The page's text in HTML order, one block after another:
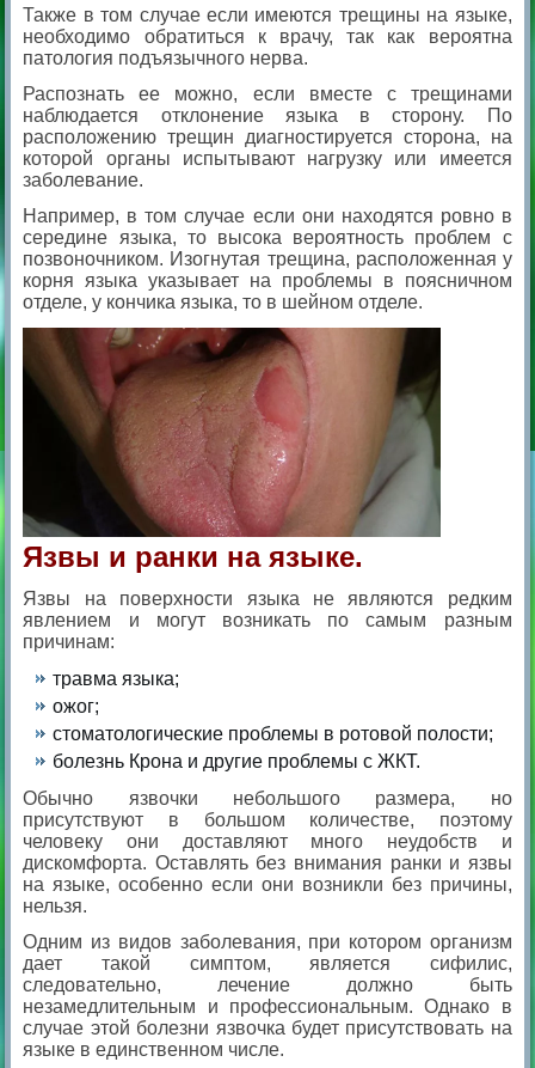
Также в том случае если имеются трещины на языке,
необходимо обратиться к врачу, так как вероятна
патология подъязычного нерва.
Распознать ее можно, если вместе с трещинами
наблюдается отклонение языка в сторону. По
расположению трещин диагностируется сторона, на
которой органы испытывают нагрузку или имеется
заболевание.
Например, в том случае если они находятся ровно в
середине языка, то высока вероятность проблем с
позвоночником. Изогнутая трещина, расположенная у
корня языка указывает на проблемы в поясничном
отделе, у кончика языка, то в шейном отделе.
Язвы и ранки на языке.
Язвы на поверхности языка не являются редким
явлением и могут возникать по самым разным
причинам:
травма языка;
ожог;
стоматологические проблемы в ротовой полости;
болезнь Крона и другие проблемы с ЖКТ.
Обычно язвочки небольшого размера, но
присутствуют в большом количестве, поэтому
человеку они доставляют много неудобств и
дискомфорта. Оставлять без внимания ранки и язвы
на языке, особенно если они возникли без причины,
нельзя.
Одним из видов заболевания, при котором организм
дает такой симптом, является сифилис,
следовательно, лечение должно быть
незамедлительным и профессиональным. Однако в
случае этой болезни язвочка будет присутствовать на
языке в единственном числе.